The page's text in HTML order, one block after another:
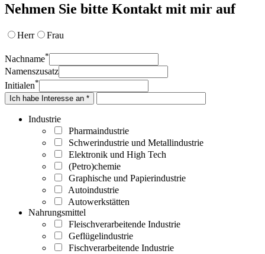
Nehmen Sie bitte Kontakt mit mir auf
Herr Frau
Nachname*
Namenszusatz
Initialen*
Ich habe Interesse an *
Industrie
Pharmaindustrie
Schwerindustrie und Metallindustrie
Elektronik und High Tech
(Petro)chemie
Graphische und Papierindustrie
Autoindustrie
Autowerkstätten
Nahrungsmittel
Fleischverarbeitende Industrie
Geflügelindustrie
Fischverarbeitende Industrie